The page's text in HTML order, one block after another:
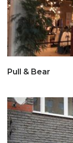
Pull & Bear